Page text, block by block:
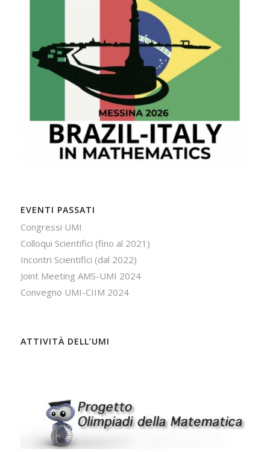
EVENTI PASSATI
Congressi UMI
Colloqui Scientifici (fino al 2021)
Incontri Scientifici (dal 2022)
Joint Meeting AMS-UMI 2024
Convegno UMI-CIIM 2024
ATTIVITÀ DELL’UMI